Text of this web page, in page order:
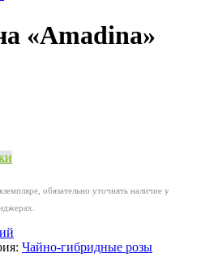
«Amadina»
обязательно уточнять наличие у
Чайно-гибридные розы